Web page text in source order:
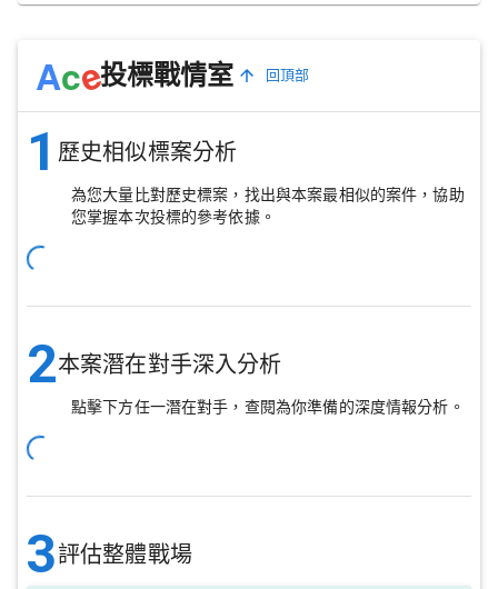
Ace投標戰情室 回頂部
1 歷史相似標案分析
為您大量比對歷史標案，找出與本案最相似的案件，協助
您掌握本次投標的參考依據。
2本案潛在對手深入分析
點擊下方任一潛在對手，查閱為你準備的深度情報分析。
3評估整體戰場